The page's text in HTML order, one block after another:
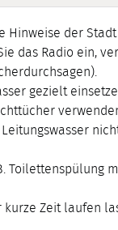
der
das Radio ein,
gezielt
Zeit laufen